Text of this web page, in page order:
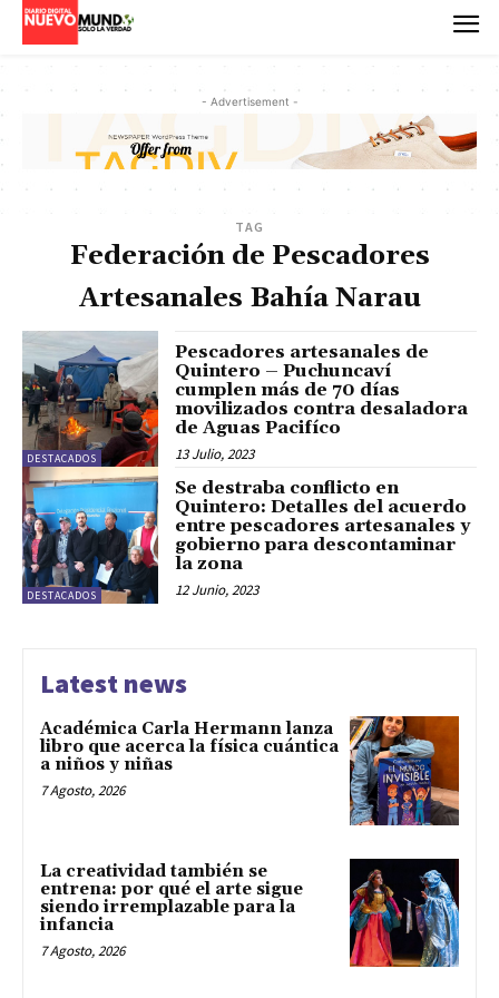
- Advertisement -
TAG
Federación de Pescadores
Artesanales Bahía Narau
DESTACADOS
Pescadores artesanales de
Quintero – Puchuncaví
cumplen más de 70 días
movilizados contra desaladora
de Aguas Pacifíco
13 Julio, 2023
DESTACADOS
Se destraba conflicto en
Quintero: Detalles del acuerdo
entre pescadores artesanales y
gobierno para descontaminar
la zona
12 Junio, 2023
Latest news
Académica Carla Hermann lanza
libro que acerca la física cuántica
a niños y niñas
7 Agosto, 2026
La creatividad también se
entrena: por qué el arte sigue
siendo irremplazable para la
infancia
7 Agosto, 2026